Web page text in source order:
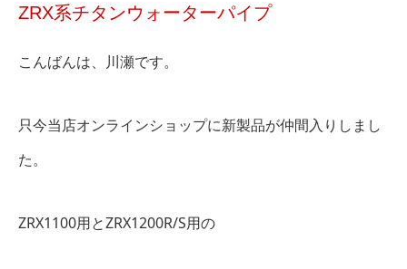
ZRX系チタンウォーターパイプ
こんばんは、川瀬です。
只今当店オンラインショップに新製品が仲間入りしまし
た。
ZRX1100用とZRX1200R/S用の